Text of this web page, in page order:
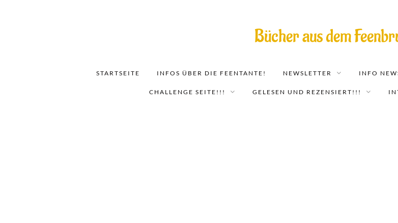
Bücher aus dem
STARTSEITE INFOS ÜBER DIE FEENTANTE! NEWSLETTER INFO
CHALLENGE SEITE!!! GELESEN UND REZENSIERT!!!